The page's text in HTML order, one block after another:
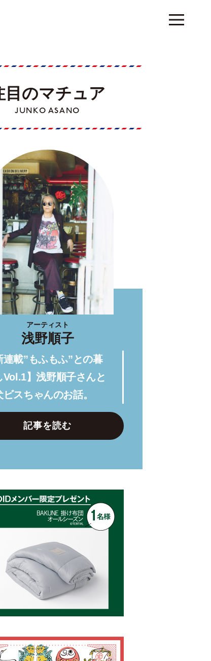
目のマチュア
JUNKO ASANO
アーティスト
浅野順子
連載”もふもふ”との暮
Vol.1】浅野順子さんと
ビスちゃんのお話。
記事を読む